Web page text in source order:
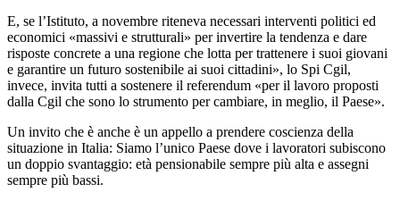
E, se l’Istituto, a novembre riteneva necessari interventi politici ed
economici «massivi e strutturali» per invertire la tendenza e dare
risposte concrete a una regione che lotta per trattenere i suoi giovani
e garantire un futuro sostenibile ai suoi cittadini», lo Spi Cgil,
invece, invita tutti a sostenere il referendum «per il lavoro proposti
dalla Cgil che sono lo strumento per cambiare, in meglio, il Paese».
Un invito che è anche è un appello a prendere coscienza della
situazione in Italia: Siamo l’unico Paese dove i lavoratori subiscono
un doppio svantaggio: età pensionabile sempre più alta e assegni
sempre più bassi.